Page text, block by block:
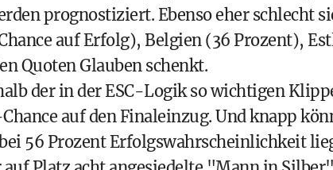
prognostiziert. Ebenso eher schlecht
auf Erfolg), Belgien (36 Prozent),
Quoten Glauben schenkt.
der in der ESC-Logik so wichtigen
auf den Finaleinzug. Und knapp
56 Prozent Erfolgswahrscheinlichkeit